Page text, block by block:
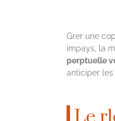
Grer une
impays, la
perptuelle
anticiper les